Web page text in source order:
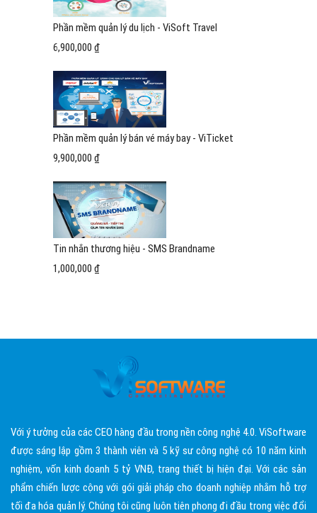
Phần mềm quản lý du lịch - ViSoft Travel
6,900,000 ₫
Phần mềm quản lý bán vé máy bay - ViTicket
9,900,000 ₫
Tin nhắn thương hiệu - SMS Brandname
1,000,000 ₫
Với ý tưởng của các CEO hàng đầu trong nền công nghệ 4.0. ViSoftware
được sáng lập gồm 3 thành viên và 5 kỹ sư công nghệ có 10 năm kinh
nghiệm, vốn kinh doanh 5 tỷ VNĐ, trang thiết bị hiện đại. Với các sản
phẩm chiến lược cộng với gói giải pháp cho doanh nghiệp nhằm hỗ trợ
tối đa hóa quản lý. Chúng tôi cũng luôn tiên phong đi đầu trong việc đổi